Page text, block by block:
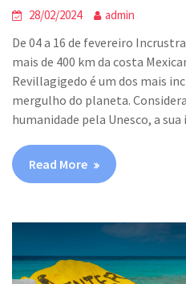
28/02/2024 admin
De 04 a 16 de fevereiro
mais de 400 km da costa
Revillagigedo é um dos mais
mergulho do planeta.
humanidade pela Unesco, a sua
Read More